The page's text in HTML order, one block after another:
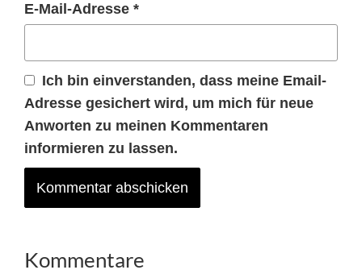
E-Mail-Adresse *
Ich bin einverstanden, dass meine Email-
Adresse gesichert wird, um mich für neue
Anworten zu meinen Kommentaren
informieren zu lassen.
Kommentare